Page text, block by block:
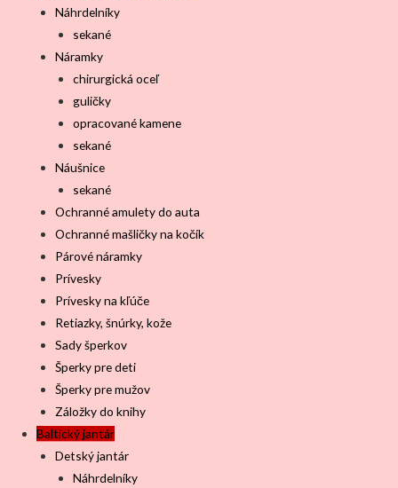
Náhrdelníky
sekané
Náramky
chirurgická oceľ
guličky
opracované kamene
sekané
Náušnice
sekané
Ochranné amulety do auta
Ochranné mašličky na kočík
Párové náramky
Prívesky
Prívesky na kľúče
Retiazky, šnúrky, kože
Sady šperkov
Šperky pre deti
Šperky pre mužov
Záložky do knihy
Baltický jantár
Detský jantár
Náhrdelníky